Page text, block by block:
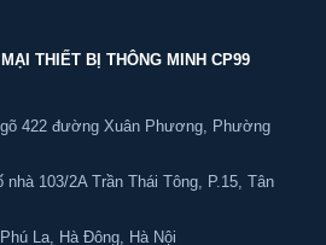
THIẾT BỊ THÔNG MINH CP99
422 đường Xuân Phương, Phường
nhà 103/2A Trần Thái Tông, P.15, Tân
La, Hà Đông, Hà Nội